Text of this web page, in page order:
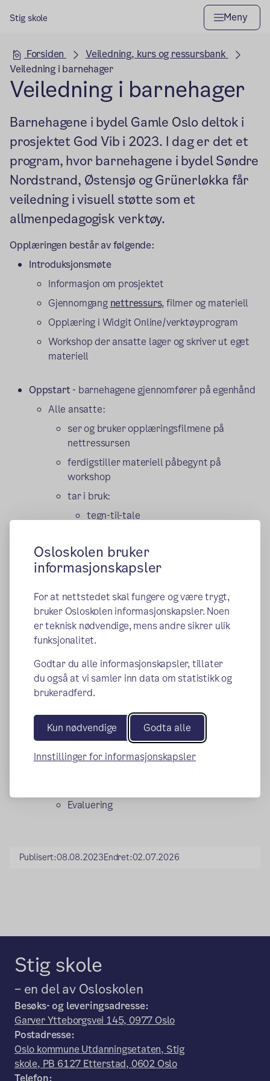
Osloskolen bruker
informasjonskapsler
For at nettstedet skal fungere og være trygt,
bruker Osloskolen informasjonskapsler. Noen
er teknisk nødvendige, mens andre sikrer ulik
funksjonalitet.
Godtar du alle informasjonskapsler, tillater
du også at vi samler inn data om statistikk og
brukeradferd.
Kun nødvendige Godta alle
Innstillinger for informasjonskapsler
Stig skole Meny
Hovedseksjon
Forsiden
Veiledning, kurs og ressursbank
Veiledning i barnehager
Veiledning i barnehager
Barnehagene i bydel Gamle Oslo deltok i
prosjektet God Vib i 2023. I dag er det et
program, hvor barnehagene i bydel Søndre
Nordstrand, Østensjø og Grünerløkka får
veiledning i visuell støtte som et
allmenpedagogisk verktøy.
Opplæringen består av følgende:
Introduksjonsmøte
Informasjon om prosjektet
Gjennomgang nettressurs, filmer og materiell
Opplæring i Widgit Online/verktøyprogram
Workshop der ansatte lager og skriver ut eget
materiell
Oppstart - barnehagene gjennomfører på egenhånd
Alle ansatte:
ser og bruker opplæringsfilmene på
nettressursen
ferdigstiller materiell påbegynt på
workshop
tar i bruk:
tegn-til-tale
dagsplan
handlingsrekker
tematavler
valgtavler
Veiledning -barnehagene melder inn hva de ønsker
veiledning på
Observasjon/veiledning i praksis etter avtale
(kan være flere ganger)
Personalmøter/ped.ledermøter o.l.
Avslutning/kurs i tegn-til-tale
Personalmøte med alle ansatte i barnehagen
Evaluering
Publisert:08.08.2023Endret:02.07.2026
Stig skole
– en del av Osloskolen
Besøks- og leveringsadresse:
Garver Ytteborgsvei 145, 0977 Oslo
Postadresse:
Oslo kommune Utdanningsetaten, Stig
skole, PB 6127 Etterstad, 0602 Oslo